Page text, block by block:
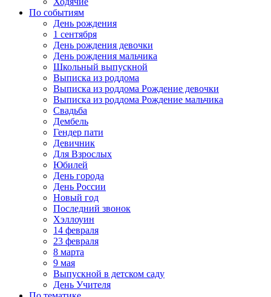
По событиям
День рождения
1 сентября
День рождения девочки
День рождения мальчика
Школьный выпускной
Выписка из роддома
Выписка из роддома Рождение девочки
Выписка из роддома Рождение мальчика
Свадьба
Дембель
Гендер пати
Девичник
Для Взрослых
Юбилей
День города
День России
Новый год
Последний звонок
Хэллоуин
14 февраля
23 февраля
8 марта
9 мая
Выпускной в детском саду
День Учителя